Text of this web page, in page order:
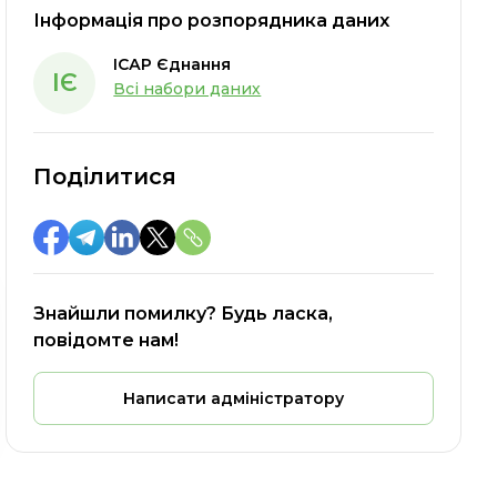
Інформація про розпорядника даних
ІЄ
ІСАР Єднання
Всі набори даних
Поділитися
Знайшли помилку? Будь ласка,
повідомте нам!
Написати адміністратору